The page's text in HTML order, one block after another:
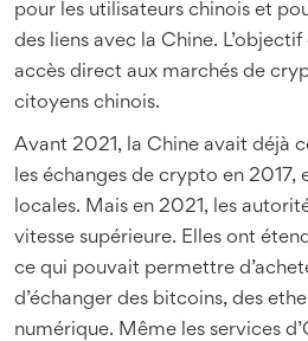
pour les utilisateurs chinois et
des liens avec la Chine.
accès direct aux marchés de
citoyens chinois.
Avant 2021, la Chine avait déjà
les échanges de crypto en 2017,
locales. Mais en 2021, les
vitesse supérieure. Elles ont
ce qui pouvait permettre
d’échanger des bitcoins, des
numérique. Même les services